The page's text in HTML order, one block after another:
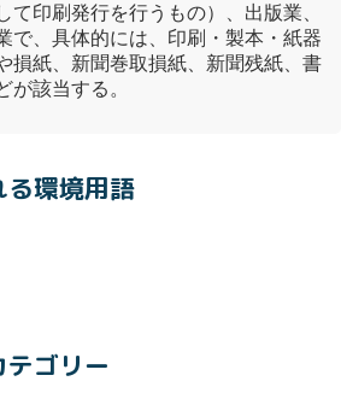
て印刷発行を行うもの）、出版業、
で、具体的には、印刷・製本・紙器
損紙、新聞巻取損紙、新聞残紙、書
が該当する。
る環境用語
ゴリー